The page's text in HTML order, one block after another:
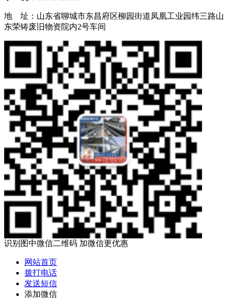
地 址：山东省聊城市东昌府区柳园街道凤凰工业园纬三路山
东荣铸废旧物资院内2号车间
识别图中微信二维码 加微信更优惠
网站首页
拨打电话
发送短信
添加微信